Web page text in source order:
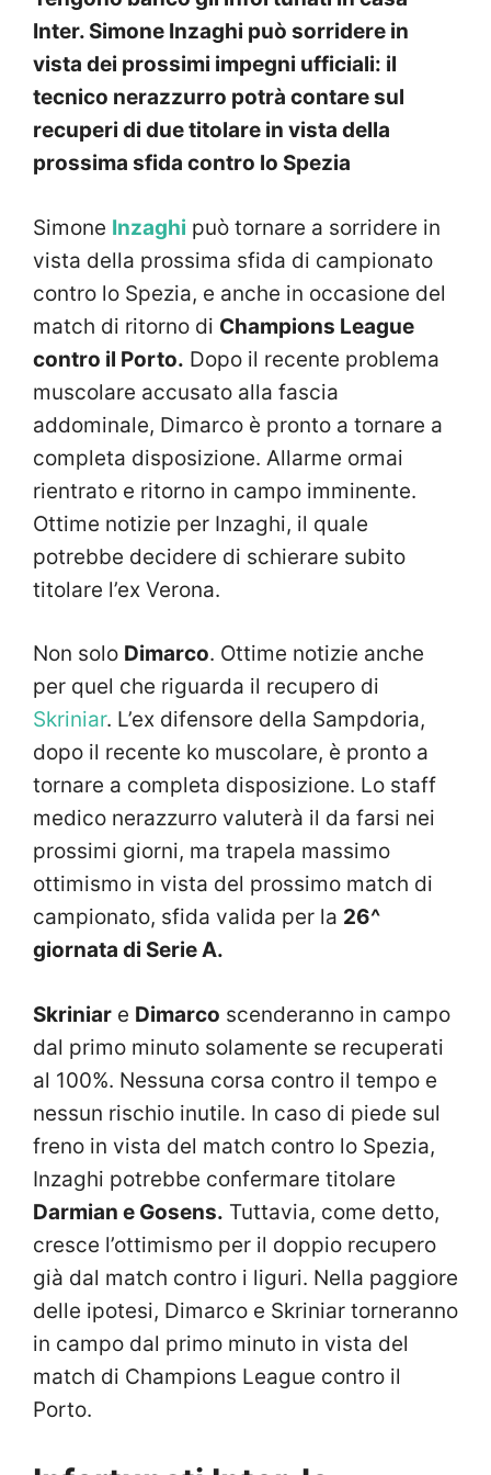
Inter. Simone Inzaghi può sorridere in
vista dei prossimi impegni ufficiali: il
tecnico nerazzurro potrà contare sul
recuperi di due titolare in vista della
prossima sfida contro lo Spezia
Simone Inzaghi può tornare a sorridere in
vista della prossima sfida di campionato
contro lo Spezia, e anche in occasione del
match di ritorno di Champions League
contro il Porto. Dopo il recente problema
muscolare accusato alla fascia
addominale, Dimarco è pronto a tornare a
completa disposizione. Allarme ormai
rientrato e ritorno in campo imminente.
Ottime notizie per Inzaghi, il quale
potrebbe decidere di schierare subito
titolare l’ex Verona.
Non solo Dimarco. Ottime notizie anche
per quel che riguarda il recupero di
Skriniar. L’ex difensore della Sampdoria,
dopo il recente ko muscolare, è pronto a
tornare a completa disposizione. Lo staff
medico nerazzurro valuterà il da farsi nei
prossimi giorni, ma trapela massimo
ottimismo in vista del prossimo match di
campionato, sfida valida per la 26^
giornata di Serie A.
Skriniar e Dimarco scenderanno in campo
dal primo minuto solamente se recuperati
al 100%. Nessuna corsa contro il tempo e
nessun rischio inutile. In caso di piede sul
freno in vista del match contro lo Spezia,
Inzaghi potrebbe confermare titolare
Darmian e Gosens. Tuttavia, come detto,
cresce l’ottimismo per il doppio recupero
già dal match contro i liguri. Nella paggiore
delle ipotesi, Dimarco e Skriniar torneranno
in campo dal primo minuto in vista del
match di Champions League contro il
Porto.